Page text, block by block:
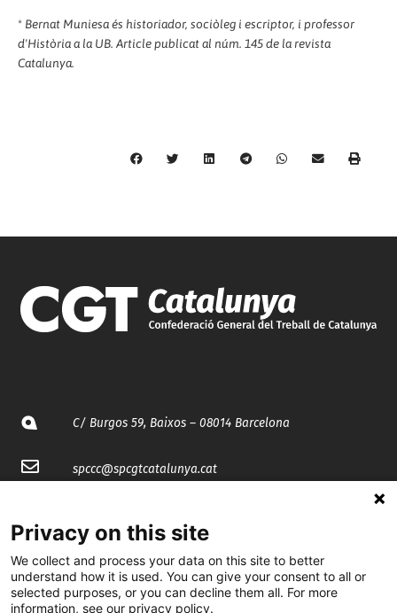
* Bernat Muniesa és historiador, sociòleg i escriptor, i professor
d'Història a la UB. Article publicat al núm. 145 de la revista
Catalunya.
C/ Burgos 59, Baixos – 08014 Barcelona
spccc@spcgtcatalunya.cat
@CGTCatalunya
cgtcatalunya
Privacy on this site
We collect and process your data on this site to better
understand how it is used. You can give your consent to all or
selected purposes, or you can decline them all. For more
information, see our privacy policy.